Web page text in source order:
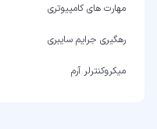
مهارت های کامپیوتری
رهگیری جرایم سایبری
میکروکنترلر آرم